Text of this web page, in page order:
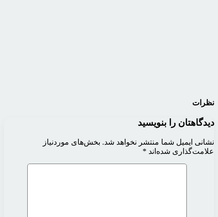
نظرات
دیدگاهتان را بنویسید
نشانی ایمیل شما منتشر نخواهد شد. بخش‌های موردنیاز
علامت‌گذاری شده‌اند *